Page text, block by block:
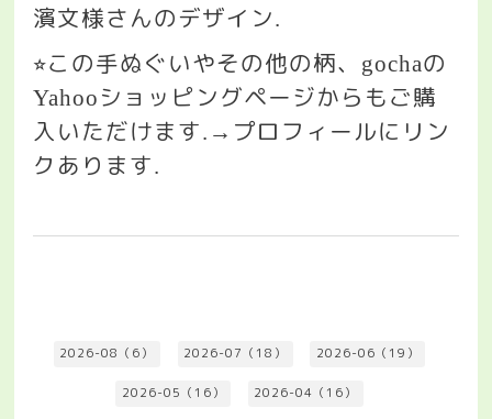
濱文様さんのデザイン.
⭐︎この手ぬぐいやその他の柄、 gochaの
Yahoo ショッピングページからもご購
入いただけます.→ プロフィールにリン
クあります.
2026-08（6） 2026-07（18） 2026-06（19）
2026-05（16） 2026-04（16）